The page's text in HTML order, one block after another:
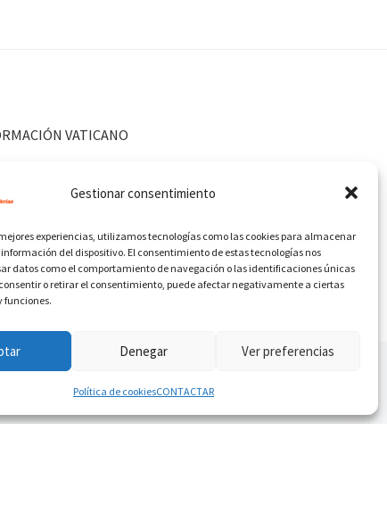
Gestionar consentimiento
experiencias, utilizamos tecnologías como las cookies para almacenar
del dispositivo. El consentimiento de estas tecnologías nos
datos como el comportamiento de navegación o las identificaciones únicas
consentir o retirar el consentimiento, puede afectar negativamente a ciertas
funciones.
Denegar Ver preferencias
Política de cookiesCONTACTAR
VATICANO